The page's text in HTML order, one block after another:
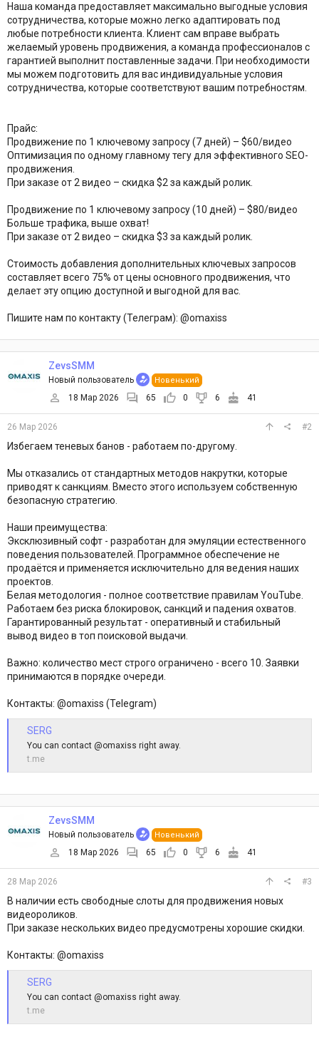
Наша команда предоставляет максимально выгодные условия
сотрудничества, которые можно легко адаптировать под
любые потребности клиента. Клиент сам вправе выбрать
желаемый уровень продвижения, а команда профессионалов с
гарантией выполнит поставленные задачи. При необходимости
мы можем подготовить для вас индивидуальные условия
сотрудничества, которые соответствуют вашим потребностям.
Прайс:
Продвижение по 1 ключевому запросу (7 дней) – $60/видео
Оптимизация по одному главному тегу для эффективного SEO-
продвижения.
При заказе от 2 видео – скидка $2 за каждый ролик.
Продвижение по 1 ключевому запросу (10 дней) – $80/видео
Больше трафика, выше охват!
При заказе от 2 видео – скидка $3 за каждый ролик.
Стоимость добавления дополнительных ключевых запросов
составляет всего 75% от цены основного продвижения, что
делает эту опцию доступной и выгодной для вас.
Пишите нам по контакту (Телеграм): @omaxiss
ZevsSMM
Новый пользователь Новенький
18 Мар 2026 65 0 6 41
26 Мар 2026 #2
Избегаем теневых банов - работаем по-другому.
Мы отказались от стандартных методов накрутки, которые
приводят к санкциям. Вместо этого используем собственную
безопасную стратегию.
Наши преимущества:
Эксклюзивный софт - разработан для эмуляции естественного
поведения пользователей. Программное обеспечение не
продаётся и применяется исключительно для ведения наших
проектов.
Белая методология - полное соответствие правилам YouTube.
Работаем без риска блокировок, санкций и падения охватов.
Гарантированный результат - оперативный и стабильный
вывод видео в топ поисковой выдачи.
Важно: количество мест строго ограничено - всего 10. Заявки
принимаются в порядке очереди.
Контакты: @omaxiss (Telegram)
SERG
You can contact @omaxiss right away.
t.me
ZevsSMM
Новый пользователь Новенький
18 Мар 2026 65 0 6 41
28 Мар 2026 #3
В наличии есть свободные слоты для продвижения новых
видеороликов.
При заказе нескольких видео предусмотрены хорошие скидки.
Контакты: @omaxiss
SERG
You can contact @omaxiss right away.
t.me